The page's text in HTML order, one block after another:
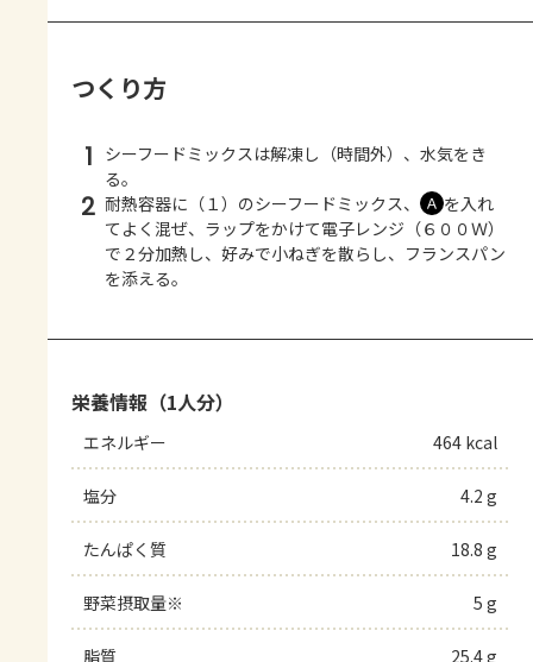
つくり方
1 シーフードミックスは解凍し（時間外）、水気をき
る。
2 耐熱容器に（１）のシーフードミックス、 Ａ を入れ
てよく混ぜ、ラップをかけて電子レンジ（６００Ｗ）
で２分加熱し、好みで小ねぎを散らし、フランスパン
を添える。
栄養情報（1人分）
エネルギー 464 kcal
塩分 4.2 g
たんぱく質 18.8 g
野菜摂取量※ 5 g
脂質 25.4 g